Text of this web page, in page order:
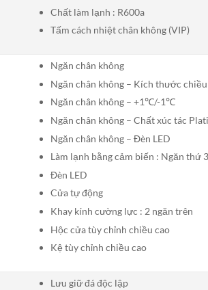
Chất làm lạnh : R600a
Tấm cách nhiệt chân không (VIP)
Ngăn chân không
Ngăn chân không – Kích thước
Ngăn chân không – +1℃/-1℃
Ngăn chân không – Chất xúc tác
Ngăn chân không – Đèn LED
Làm lạnh bằng cảm biến : Ngăn thứ
Đèn LED
Cửa tự động
Khay kính cường lực : 2 ngăn trên
Hộc cửa tùy chỉnh chiều cao
Kệ tùy chỉnh chiều cao
Lưu giữ đá độc lập